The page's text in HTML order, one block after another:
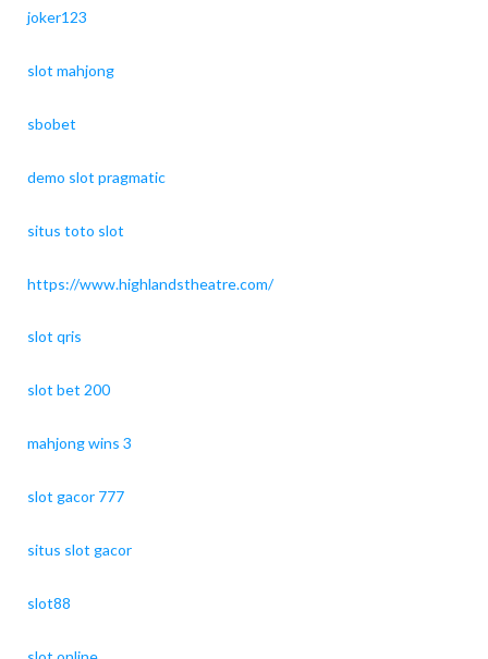
joker123
slot mahjong
sbobet
demo slot pragmatic
situs toto slot
https://www.highlandstheatre.com/
slot qris
slot bet 200
mahjong wins 3
slot gacor 777
situs slot gacor
slot88